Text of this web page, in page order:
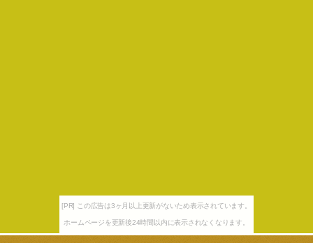
[PR] この広告は3ヶ月以上更新がないため表示されています。
ホームページを更新後24時間以内に表示されなくなります。